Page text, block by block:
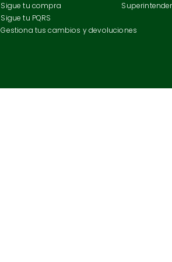
Sigue tu compra
Sigue tu PQRS
Gestiona tus cambios y devoluciones